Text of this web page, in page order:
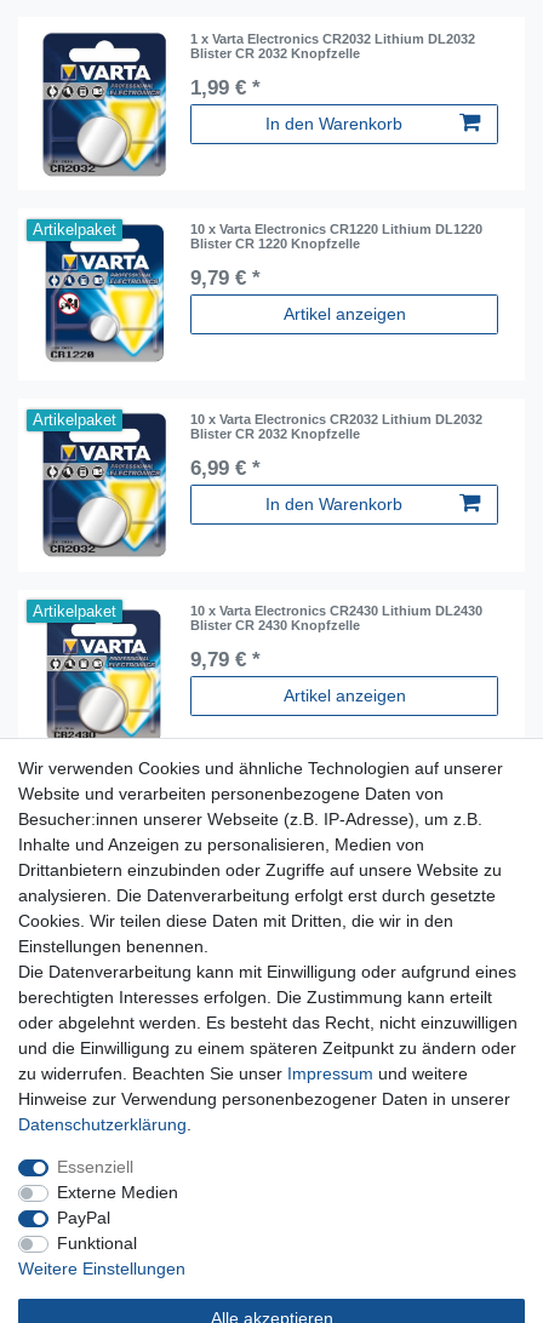
1 x Varta Electronics CR2032 Lithium DL2032
Blister CR 2032 Knopfzelle
1,99 € *
In den Warenkorb
Artikelpaket
10 x Varta Electronics CR1220 Lithium DL1220
Blister CR 1220 Knopfzelle
9,79 € *
Artikel anzeigen
Artikelpaket
10 x Varta Electronics CR2032 Lithium DL2032
Blister CR 2032 Knopfzelle
6,99 € *
In den Warenkorb
Artikelpaket
10 x Varta Electronics CR2430 Lithium DL2430
Blister CR 2430 Knopfzelle
9,79 € *
Artikel anzeigen
Für Fragen zu unseren Produkten und Bestellungen
erreichen Sie uns per E-Mail oder Telefon:
+49 5741 9099422 oder
info@dein-bau-projekt.de
Versand und Zahlung
Impressum
Datenschutzerklärung
AGB
Kontakt
Infos Ratenkauf mit easyCredit
Qualität made in Germany
Schnelle & sichere Lieferung
Ideal für Selbermacher (DIY)
Widerrufs­recht
Wir verwenden Cookies und ähnliche Technologien auf unserer
Website und verarbeiten personenbezogene Daten von
Besucher:innen unserer Webseite (z.B. IP-Adresse), um z.B.
Inhalte und Anzeigen zu personalisieren, Medien von
Drittanbietern einzubinden oder Zugriffe auf unsere Website zu
analysieren. Die Datenverarbeitung erfolgt erst durch gesetzte
Cookies. Wir teilen diese Daten mit Dritten, die wir in den
Einstellungen benennen.
Die Datenverarbeitung kann mit Einwilligung oder aufgrund eines
berechtigten Interesses erfolgen. Die Zustimmung kann erteilt
oder abgelehnt werden. Es besteht das Recht, nicht einzuwilligen
und die Einwilligung zu einem späteren Zeitpunkt zu ändern oder
zu widerrufen. Beachten Sie unser Impressum und weitere
Hinweise zur Verwendung personenbezogener Daten in unserer
Daten­schutz­erklärung
Essenziell
Externe Medien
PayPal
Funktional
Weitere Einstellungen
Alle akzeptieren